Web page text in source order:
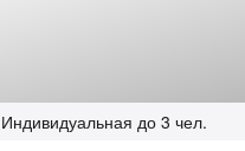
Индивидуальная до 3 чел.